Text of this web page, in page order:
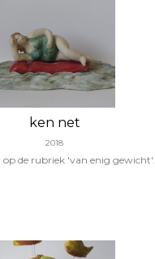
ken net
2018
op de rubriek 'van enig gewicht'.